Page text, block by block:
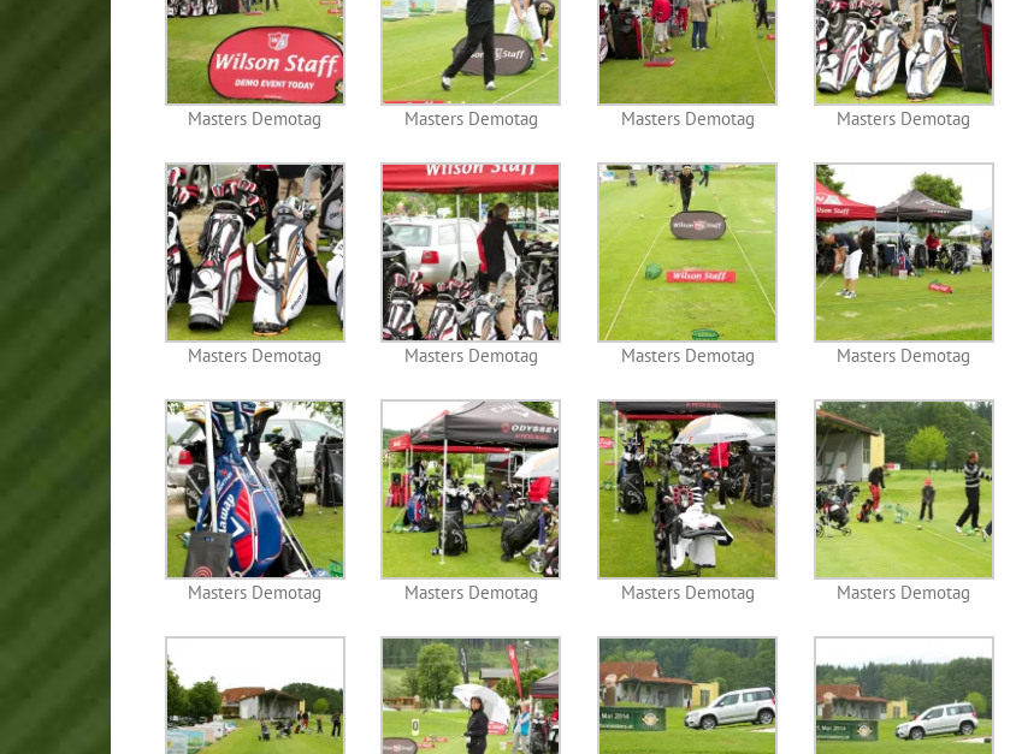
Masters Demotag Masters Demotag Masters Demotag Masters Demotag
Masters Demotag Masters Demotag Masters Demotag Masters Demotag
Masters Demotag Masters Demotag Masters Demotag Masters Demotag